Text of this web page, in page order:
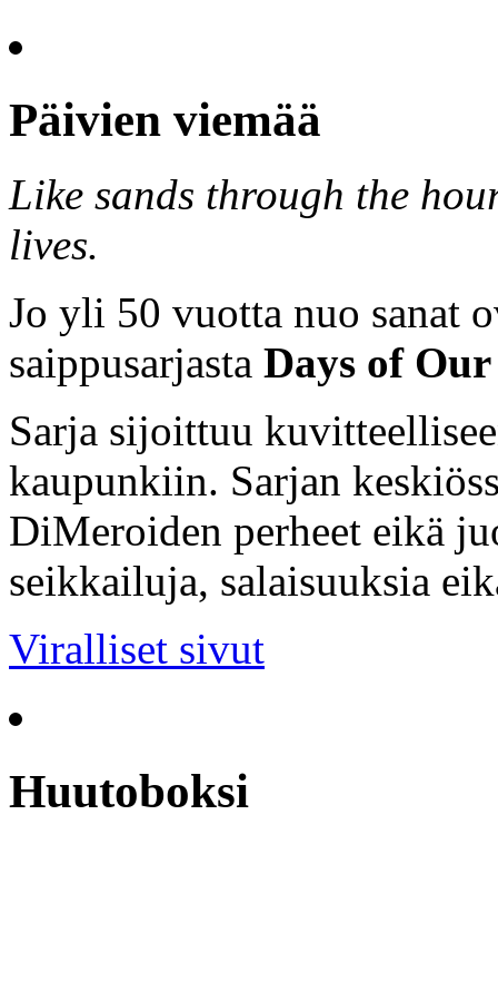
Päivien viemää
Like sands through the
lives.
Jo yli 50 vuotta nuo sanat
saippusarjasta Days of
Sarja sijoittuu
kaupunkiin. Sarjan
DiMeroiden perheet eikä
seikkailuja, salaisuuksia
Viralliset sivut
Huutoboksi